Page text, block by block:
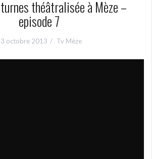
théâtralisée à Mèze –
episode 7
octobre 2013 Tv Mèze